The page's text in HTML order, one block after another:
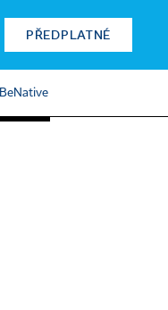
PŘEDPLATNÉ
BeNative